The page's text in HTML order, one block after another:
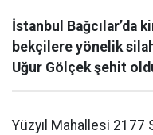
İstanbul Bağcılar’da
bekçilere yönelik
Uğur Gölçek şehit
Yüzyıl Mahallesi 2177